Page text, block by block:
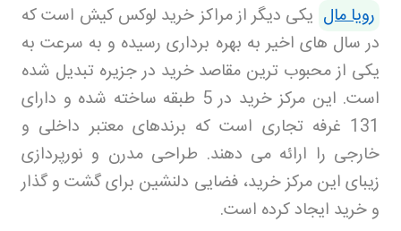
رویا مال یکی دیگر از مراکز خرید لوکس کیش است که
در سال های اخیر به بهره برداری رسیده و به سرعت به
یکی از محبوب ترین مقاصد خرید در جزیره تبدیل شده
است. این مرکز خرید در 5 طبقه ساخته شده و دارای
131 غرفه تجاری است که برندهای معتبر داخلی و
خارجی را ارائه می دهند. طراحی مدرن و نورپردازی
زیبای این مرکز خرید، فضایی دلنشین برای گشت و گذار
و خرید ایجاد کرده است.